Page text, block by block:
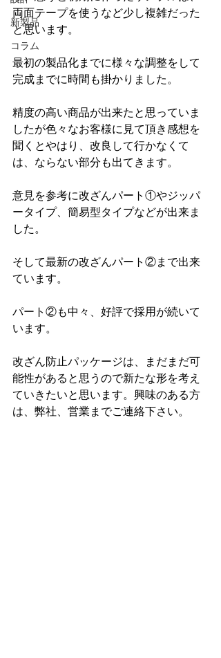
新製品
コラム
両面テープを使うなど少し複雑だった
と思います。
最初の製品化までに様々な調整をして
完成までに時間も掛かりました。
精度の高い商品が出来たと思っていま
したが色々なお客様に見て頂き感想を
聞くとやはり、改良して行かなくて
は、ならない部分も出てきます。
意見を参考に改ざんパート①やジッパ
ータイプ、簡易型タイプなどが出来ま
した。
そして最新の改ざんパート②まで出来
ています。
パート②も中々、好評で採用が続いて
います。
改ざん防止パッケージは、まだまだ可
能性があると思うので新たな形を考え
ていきたいと思います。興味のある方
は、弊社、営業までご連絡下さい。